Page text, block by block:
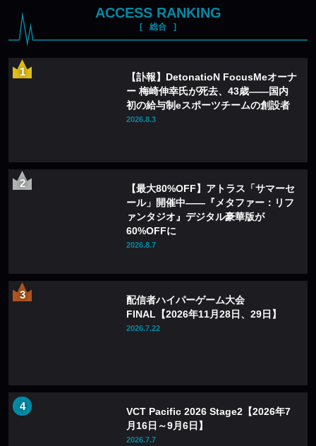
ACCESS RANKING
総合
【訃報】DetonatioN FocusMeオーナ
ー 梅崎伸幸氏が死去、43歳——国内
初の給与制eスポーツチームの創設者
2026.8.3
【最大80%OFF】アトラス「サマーセ
ール」開催中——『メタファー：リフ
ァンタジオ』デジタル豪華版が
60%OFFに
2026.8.7
配信者ハイパーゲーム大会
FINAL【2026年11月28日、29日】
2026.7.22
VCT Pacific 2026 Stage2【2026年7
月16日～9月6日】
2026.7.7